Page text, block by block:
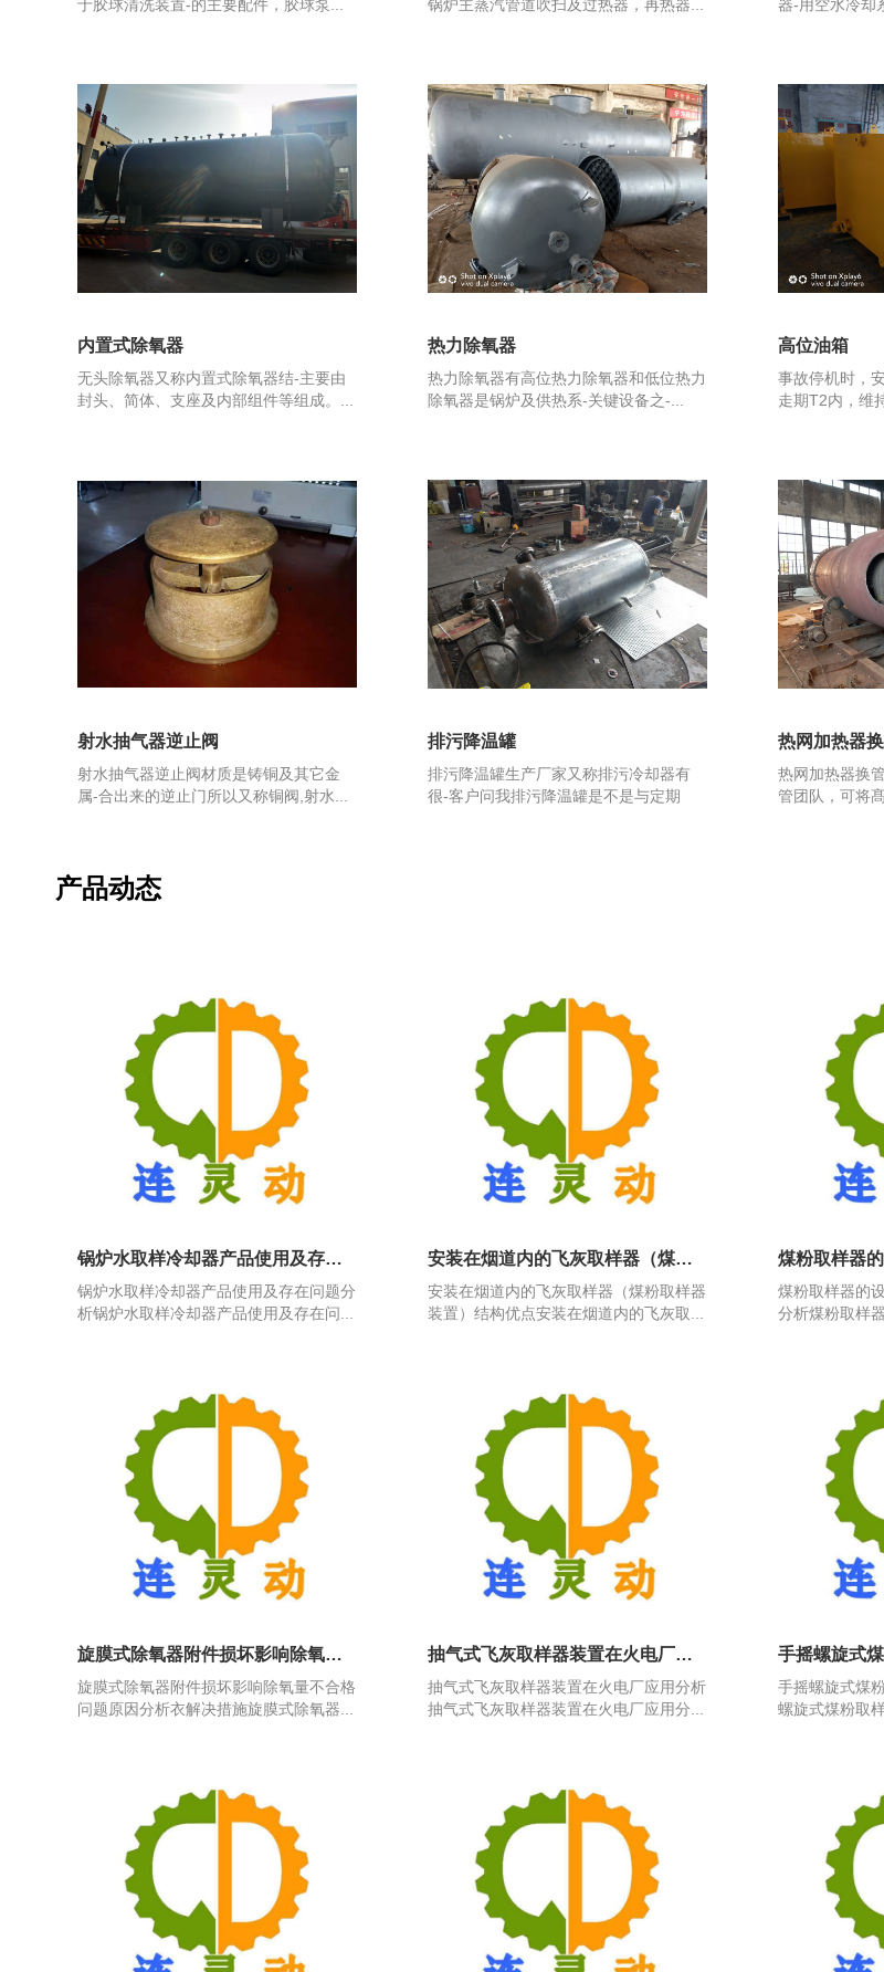
于胶球清洗装置-的主要配件，胶球泵...
锅炉主蒸汽管道吹扫及过热器，再热器...
器-用空水冷却
内置式除氧器
无头除氧器又称内置式除氧器结-主要由
封头、简体、支座及内部组件等组成。...
热力除氧器
热力除氧器有高位热力除氧器和低位热力
除氧器是锅炉及供热系-关键设备之-...
高位油箱
事故停机时，
走期T2内，维
射水抽气器逆止阀
射水抽气器逆止阀材质是铸铜及其它金
属-合出来的逆止门所以又称铜阀,射水...
排污降温罐
排污降温罐生产厂家又称排污冷却器有
很-客户问我排污降温罐是不是与定期
热网加热器
热网加热器换
管团队，可将
产品动态
锅炉水取样冷却器产品使用及存在问题分析
锅炉水取样冷却器产品使用及存在问题分
析锅炉水取样冷却器产品使用及存在问...
安装在烟道内的飞灰取样器（煤粉取样器装置）结构优点
安装在烟道内的飞灰取样器（煤粉取样器
装置）结构优点安装在烟道内的飞灰取...
煤粉取样器的
分析煤粉取样
旋膜式除氧器附件损坏影响除氧量不合格问题原因分析衣解决措施
旋膜式除氧器附件损坏影响除氧量不合格
问题原因分析衣解决措施旋膜式除氧器...
抽气式飞灰取样器装置在火电厂应用分析
抽气式飞灰取样器装置在火电厂应用分析
抽气式飞灰取样器装置在火电厂应用分...
手摇螺旋式煤
螺旋式煤粉取